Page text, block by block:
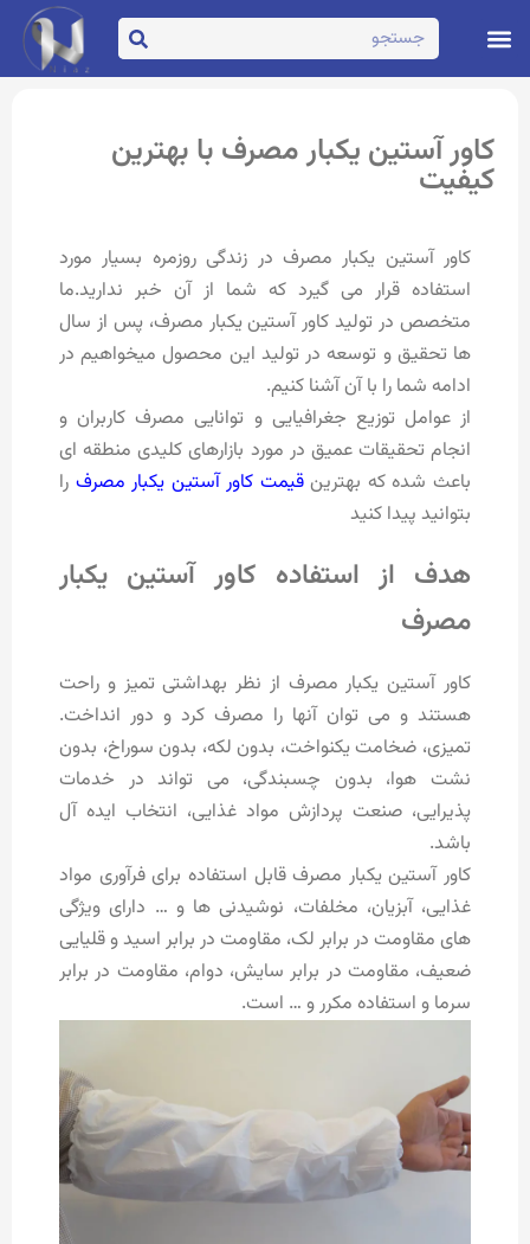
کاور آستین یکبار مصرف با بهترین
کیفیت
کاور آستین یکبار مصرف در زندگی روزمره بسیار مورد
استفاده قرار می گیرد که شما از آن خبر ندارید.ما
متخصص در تولید کاور آستین یکبار مصرف، پس از سال
ها تحقیق و توسعه در تولید این محصول میخواهیم در
ادامه شما را با آن آشنا کنیم.
از عوامل توزیع جغرافیایی و توانایی مصرف کاربران و
انجام تحقیقات عمیق در مورد بازارهای کلیدی منطقه ای
باعث شده که بهترینقیمت کاور آستین یکبار مصرف را
بتوانید پیدا کنید
هدف از استفاده کاور آستین یکبار
مصرف
کاور آستین یکبار مصرف از نظر بهداشتی تمیز و راحت
هستند و می توان آنها را مصرف کرد و دور انداخت.
تمیزی، ضخامت یکنواخت، بدون لکه، بدون سوراخ، بدون
نشت هوا، بدون چسبندگی، می تواند در خدمات
پذیرایی، صنعت پردازش مواد غذایی، انتخاب ایده آل
باشد.
کاور آستین یکبار مصرف قابل استفاده برای فرآوری مواد
غذایی، آبزیان، مخلفات، نوشیدنی ها و … دارای ویژگی
های مقاومت در برابر لک، مقاومت در برابر اسید و قلیایی
ضعیف، مقاومت در برابر سایش، دوام، مقاومت در برابر
سرما و استفاده مکرر و … است.